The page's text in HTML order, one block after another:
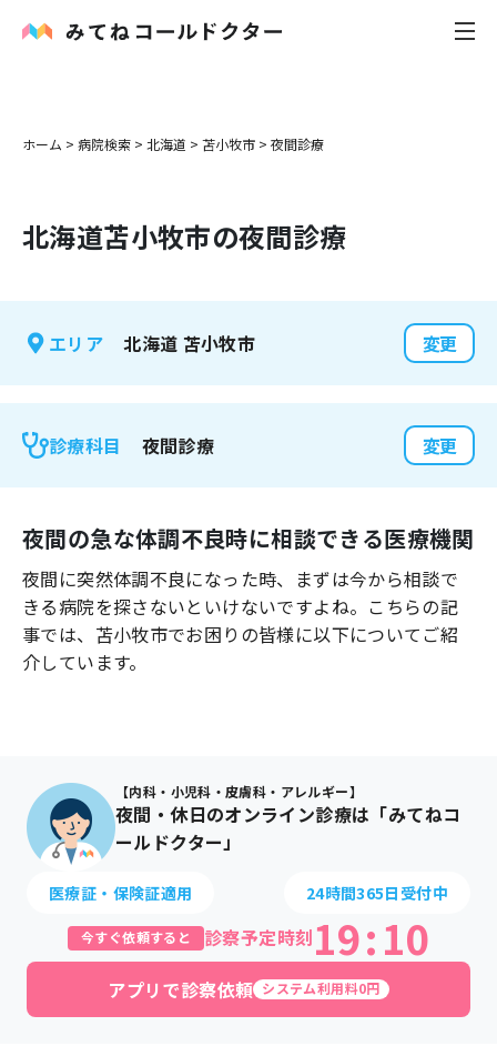
内科
花粉症
感染症
よくあるご質問
ホーム > 病院検索 > 北海道 > 苫小牧市 > 夜間診療
北海道苫小牧市の夜間診療
エリア 北海道 苫小牧市 変更
診療科目 夜間診療 変更
夜間の急な体調不良時に相談できる医療機関
夜間に突然体調不良になった時、まずは今から相談で
きる病院を探さないといけないですよね。こちらの記
事では、 苫小牧市でお困りの皆様に以下についてご紹
介しています。
【内科・小児科・皮膚科・アレルギー】
夜間・休日のオンライン診療は「みてねコ
ールドクター」
医療証・保険証適用 24時間365日受付中
今すぐ依頼すると 診察予定時刻19:10
アプリで診察依頼 システム利用料0円